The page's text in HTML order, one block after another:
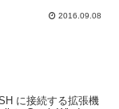
う設定している人も
2016.09.08
に接続する拡張機